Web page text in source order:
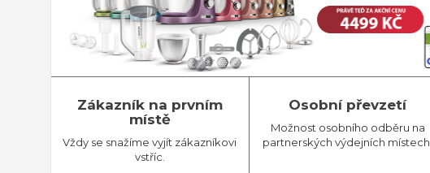
Zákazník na prvním
místě
Vždy se snažíme vyjít zákazníkovi
vstříc.
Osobní převzetí
Možnost osobního odběru na
partnerských výdejních místech.